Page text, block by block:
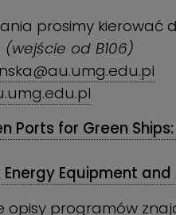
prosimy kierować
(wejście od B106)
Ports for Green
Energy Equipment
opisy programów